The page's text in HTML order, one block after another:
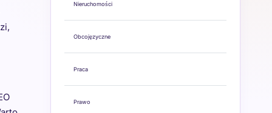
Nieruchomości
Obcojęzyczne
Praca
Prawo